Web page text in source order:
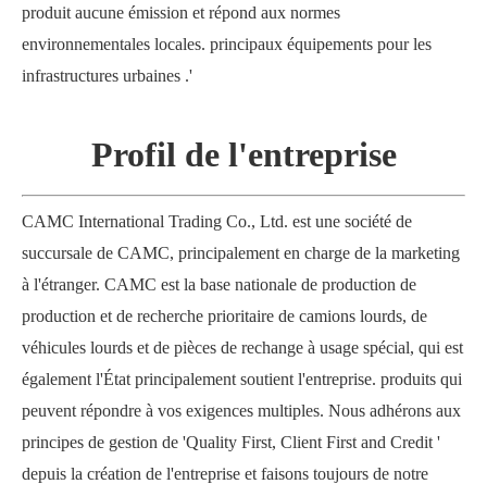
produit aucune émission et répond aux normes
environnementales locales. principaux équipements pour les
infrastructures urbaines .'
Profil de l'entreprise
CAMC International Trading Co., Ltd. est une société de
succursale de CAMC, principalement en charge de la marketing
à l'étranger. CAMC est la base nationale de production de
production et de recherche prioritaire de camions lourds, de
véhicules lourds et de pièces de rechange à usage spécial, qui est
également l'État principalement soutient l'entreprise. produits qui
peuvent répondre à vos exigences multiples. Nous adhérons aux
principes de gestion de 'Quality First, Client First and Credit '
depuis la création de l'entreprise et faisons toujours de notre